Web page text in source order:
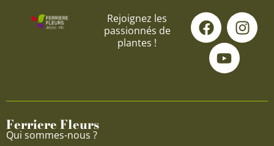
Rejoignez les
passionnés de
plantes !
F
a
c
e
o
I
n
s
g
Y
o
u
t
u
b
Ferriere Fleurs
Qui sommes-nous ?